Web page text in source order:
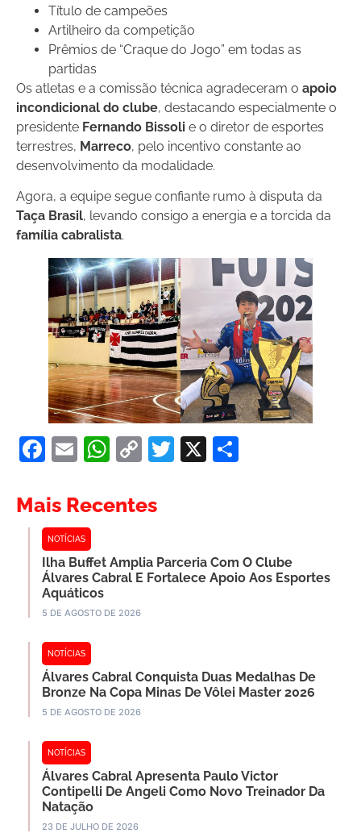
Título de campeões
Artilheiro da competição
Prêmios de “Craque do Jogo” em todas as
partidas
Os atletas e a comissão técnica agradeceram o apoio
incondicional do clube, destacando especialmente o
presidente Fernando Bissoli e o diretor de esportes
terrestres, Marreco, pelo incentivo constante ao
desenvolvimento da modalidade.
Agora, a equipe segue confiante rumo à disputa da
Taça Brasil, levando consigo a energia e a torcida da
família cabralista.
Facebook
EmailWhatsApp
CopyTwitter
X
Mais Recentes
NOTÍCIAS
Ilha Buffet Amplia Parceria Com O Clube
Álvares Cabral E Fortalece Apoio Aos Esportes
Aquáticos
5 DE AGOSTO DE 2026
NOTÍCIAS
Álvares Cabral Conquista Duas Medalhas De
Bronze Na Copa Minas De Vôlei Master 2026
5 DE AGOSTO DE 2026
NOTÍCIAS
Álvares Cabral Apresenta Paulo Victor
Contipelli De Angeli Como Novo Treinador Da
Natação
23 DE JULHO DE 2026